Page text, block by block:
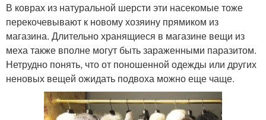
В коврах из натуральной шерсти эти насекомые тоже
перекочевывают к новому хозяину прямиком из
магазина. Длительно хранящиеся в магазине вещи из
меха также вполне могут быть зараженными паразитом.
Нетрудно понять, что от поношенной одежды или других
неновых вещей ожидать подвоха можно еще чаще.